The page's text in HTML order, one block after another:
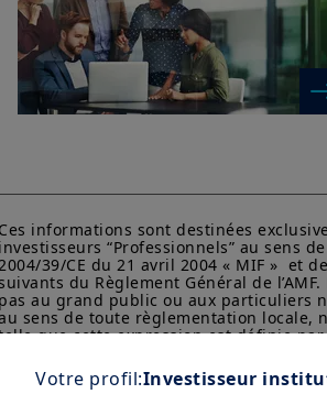
Votre profil:Investisseur
informations sont destinées
“Professionnels” au sens
39/CE du 21 avril 2004 « MIF »  et
du Règlement Général de l’AMF.
au grand public ou aux particuliers
sens de toute règlementation locale,
que cette expression est définie
Act de 1933.